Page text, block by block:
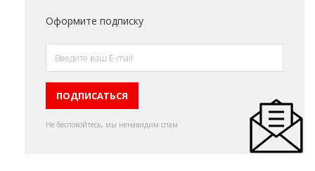
Оформите подписку
Не беспокойтесь, мы ненавидим спам